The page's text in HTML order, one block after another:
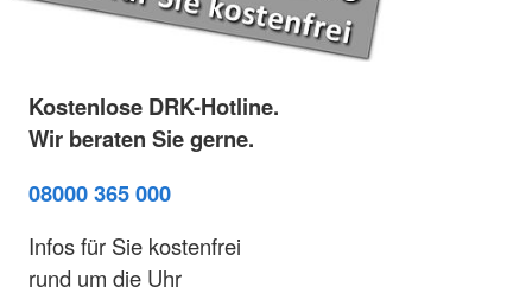
Kostenlose DRK-Hotline.
Wir beraten Sie gerne.
08000 365 000
Infos für Sie kostenfrei
rund um die Uhr